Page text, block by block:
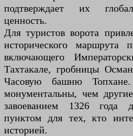
подтверждает их
ценность.
Для туристов ворота
исторического маршрута
включающего
Тахтакале, гробницы
Часовую башню
монументальны, чем
завоеванием 1326 года
пунктом для тех, кто
историей.